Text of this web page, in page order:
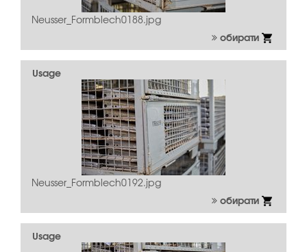
Neusser_Formblech0188.jpg
обирати
Usage
Neusser_Formblech0192.jpg
обирати
Usage